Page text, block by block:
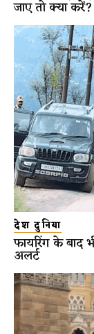
जाए तो क्या करें?
देश दुनिया
फायरिंग के बाद
अलर्ट